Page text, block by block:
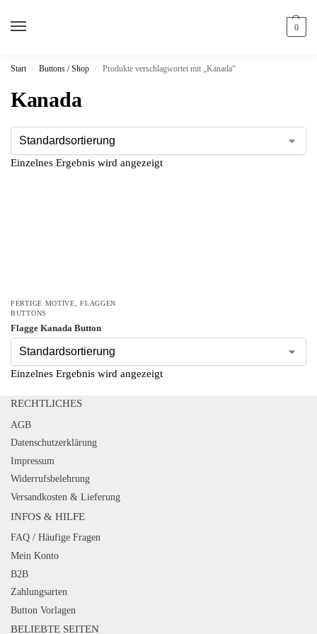
0
Start / Buttons / Shop / Produkte verschlagwortet mit „Kanada“
Kanada
Einzelnes Ergebnis wird angezeigt
FERTIGE MOTIVE,FLAGGEN
BUTTONS
Flagge Kanada Button
Einzelnes Ergebnis wird angezeigt
RECHTLICHES
AGB
Datenschutzerklärung
Impressum
Widerrufsbelehrung
Versandkosten & Lieferung
INFOS & HILFE
FAQ / Häufige Fragen
Mein Konto
B2B
Zahlungsarten
Button Vorlagen
BELIEBTE SEITEN